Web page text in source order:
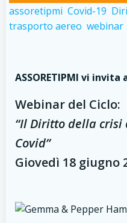
assoretipmi Covid-19
trasporto aereo webinar
ASSORETIPMI vi invita
Webinar del Ciclo:
“Il Diritto della crisi
Covid”
Giovedì 18 giugno